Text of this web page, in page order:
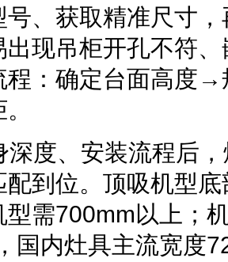
号、获取精准尺寸
出现吊柜开孔不符
程：确定台面高度
深度、安装流程后
配到位。顶吸机型
型需700mm以上；
国内灶具主流宽度